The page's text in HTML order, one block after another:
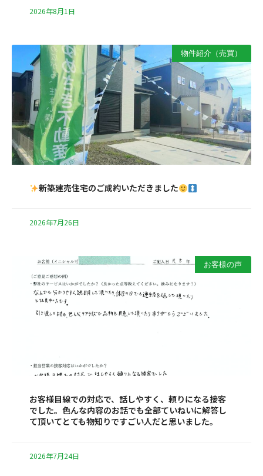
2026年8月1日
物件紹介（売買）
新築建売住宅のご成約いただきました
2026年7月26日
お客様の声
お客様目線での対応で、話しやすく、頼りになる接客
でした。色んな内容のお話でも全部ていねいに解答し
て頂いてとても物知りですごい人だと思いました。
2026年7月24日